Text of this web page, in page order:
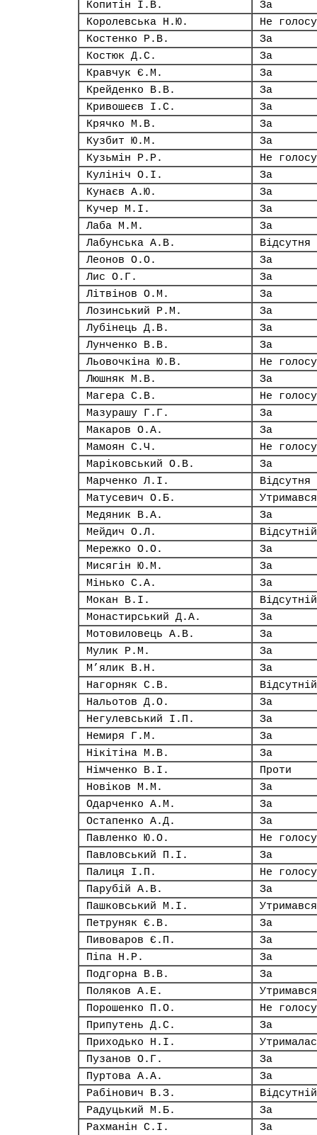
Копитін І.В.
За
Королевська Н.Ю.
Не
Костенко Р.В.
За
Костюк Д.С.
За
Кравчук Є.М.
За
Крейденко В.В.
За
Кривошеєв І.С.
За
Крячко М.В.
За
Кузбит Ю.М.
За
Кузьмін Р.Р.
Не
Кулініч О.І.
За
Кунаєв А.Ю.
За
Кучер М.І.
За
Лаба М.М.
За
Лабунська А.В.
Відсутня
Леонов О.О.
За
Лис О.Г.
За
Літвінов О.М.
За
Лозинський Р.М.
За
Лубінець Д.В.
За
Лунченко В.В.
За
Льовочкіна Ю.В.
Не
Люшняк М.В.
За
Магера С.В.
Не
Мазурашу Г.Г.
За
Макаров О.А.
За
Мамоян С.Ч.
Не
Маріковський О.В.
За
Марченко Л.І.
Відсутня
Матусевич О.Б.
Утримався
Медяник В.А.
За
Мейдич О.Л.
Відсутній
Мережко О.О.
За
Мисягін Ю.М.
За
Мінько С.А.
За
Мокан В.І.
Відсутній
Монастирський Д.А.
За
Мотовиловець А.В.
За
Мулик Р.М.
За
М’ялик В.Н.
За
Нагорняк С.В.
Відсутній
Нальотов Д.О.
За
Негулевський І.П.
За
Немиря Г.М.
За
Нікітіна М.В.
За
Німченко В.І.
Проти
Новіков М.М.
За
Одарченко А.М.
За
Остапенко А.Д.
За
Павленко Ю.О.
Не
Павловський П.І.
За
Палиця І.П.
Не
Парубій А.В.
За
Пашковський М.І.
Утримався
Петруняк Є.В.
За
Пивоваров Є.П.
За
Піпа Н.Р.
За
Подгорна В.В.
За
Поляков А.Е.
Утримався
Порошенко П.О.
Не
Припутень Д.С.
За
Приходько Н.І.
Пузанов О.Г.
За
Пуртова А.А.
За
Рабінович В.З.
Відсутній
Радуцький М.Б.
За
Рахманін С.І.
За